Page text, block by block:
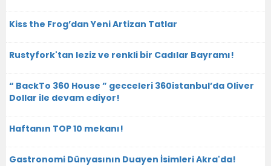
Kiss the Frog’dan Yeni Artizan Tatlar
Rustyfork'tan leziz ve renkli bir Cadılar Bayramı!
“ BackTo 360 House ” gecceleri 360istanbul’da Oliver
Dollar ile devam ediyor!
Haftanın TOP 10 mekanı!
Gastronomi Dünyasının Duayen İsimleri Akra'da!